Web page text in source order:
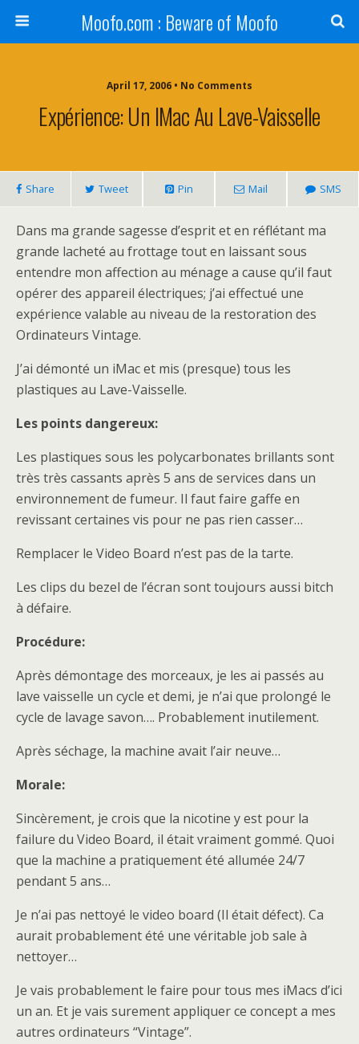
Moofo.com : Beware of Moofo
April 17, 2006 • No Comments
Expérience: Un IMac Au Lave-Vaisselle
Share Tweet Pin Mail SMS
Dans ma grande sagesse d’esprit et en réflétant ma
grande lacheté au frottage tout en laissant sous
entendre mon affection au ménage a cause qu’il faut
opérer des appareil électriques; j’ai effectué une
expérience valable au niveau de la restoration des
Ordinateurs Vintage.
J’ai démonté un iMac et mis (presque) tous les
plastiques au Lave-Vaisselle.
Les points dangereux:
Les plastiques sous les polycarbonates brillants sont
très très cassants après 5 ans de services dans un
environnement de fumeur. Il faut faire gaffe en
revissant certaines vis pour ne pas rien casser…
Remplacer le Video Board n’est pas de la tarte.
Les clips du bezel de l’écran sont toujours aussi bitch
à défaire.
Procédure:
Après démontage des morceaux, je les ai passés au
lave vaisselle un cycle et demi, je n’ai que prolongé le
cycle de lavage savon…. Probablement inutilement.
Après séchage, la machine avait l’air neuve…
Morale:
Sincèrement, je crois que la nicotine y est pour la
failure du Video Board, il était vraiment gommé. Quoi
que la machine a pratiquement été allumée 24/7
pendant 5 ans…
Je n’ai pas nettoyé le video board (Il était défect). Ca
aurait probablement été une véritable job sale à
nettoyer…
Je vais probablement le faire pour tous mes iMacs d’ici
un an. Et je vais surement appliquer ce concept a mes
autres ordinateurs “Vintage”.